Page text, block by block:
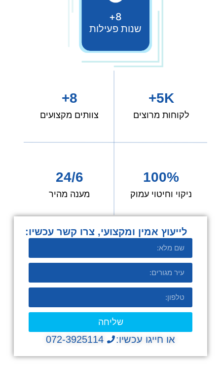
8+
שנות פעילות
5K+
לקוחות מרוצים
8+
צוותים מקצועים
100%
ניקוי וחיטוי עמוק
24/6
מענה מהיר
לייעוץ אמין ומקצועי, צרו קשר עכשיו:​
שליחה
או חייגו עכשיו: 072-3925114